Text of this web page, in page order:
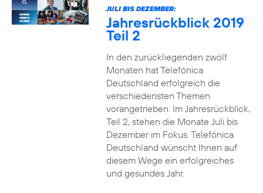
JULI BIS DEZEMBER:
Jahresrückblick 2019
Teil 2
In den zurückliegenden zwölf
Monaten hat Telefónica
Deutschland erfolgreich die
verschiedensten Themen
vorangetrieben. Im Jahresrückblick,
Teil 2, stehen die Monate Juli bis
Dezember im Fokus. Telefónica
Deutschland wünscht Ihnen auf
diesem Wege ein erfolgreiches
und gesundes Jahr.